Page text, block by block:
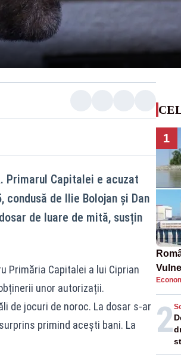
Primarul Capitalei e acuzat
de Ilie Bolojan și Dan
de luare de mită, susțin
Primăria Capitalei a lui Ciprian
unor autorizații.
de jocuri de noroc. La dosar s-ar
primind acești bani. La
1
pune
2